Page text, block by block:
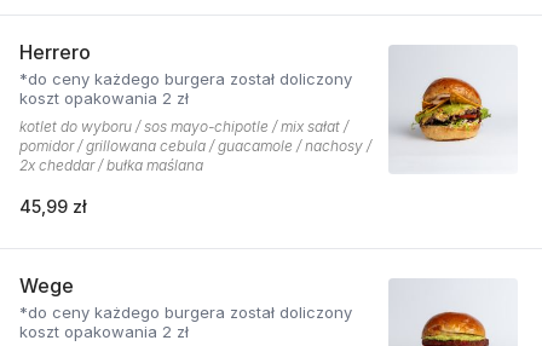
Herrero
*do ceny każdego burgera został doliczony
koszt opakowania 2 zł
kotlet do wyboru / sos mayo-chipotle / mix sałat /
pomidor / grillowana cebula / guacamole / nachosy /
2x cheddar / bułka maślana
45,99 zł
Wege
*do ceny każdego burgera został doliczony
koszt opakowania 2 zł